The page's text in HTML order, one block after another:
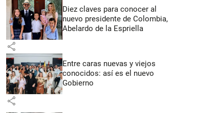
Diez claves para conocer al
nuevo presidente de Colombia,
Abelardo de la Espriella
share
Entre caras nuevas y viejos
conocidos: así es el nuevo
Gobierno
share